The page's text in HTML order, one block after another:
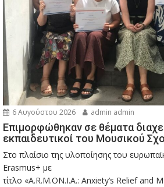
6 Αυγούστου 2026 admin admin
Eπιμορφώθηκαν σε θέματα
εκπαιδευτικοί του Μουσικού
Στο πλαίσιο της υλοποίησης του
Erasmus+ με
τίτλο «A.R.M.ON.I.A.: Anxiety’s Relief and